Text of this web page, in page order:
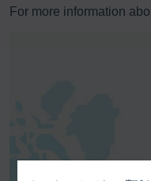
For more information